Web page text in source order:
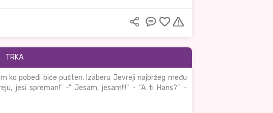
TRKA
ko pobedi biće pušten. Izaberu Jevreji najbržeg među
jesi spreman!" -" Jesam, jesam!!!" - "A ti Hans?" -